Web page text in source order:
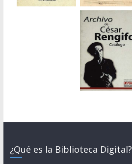
¿Qué es la Biblioteca Digital?